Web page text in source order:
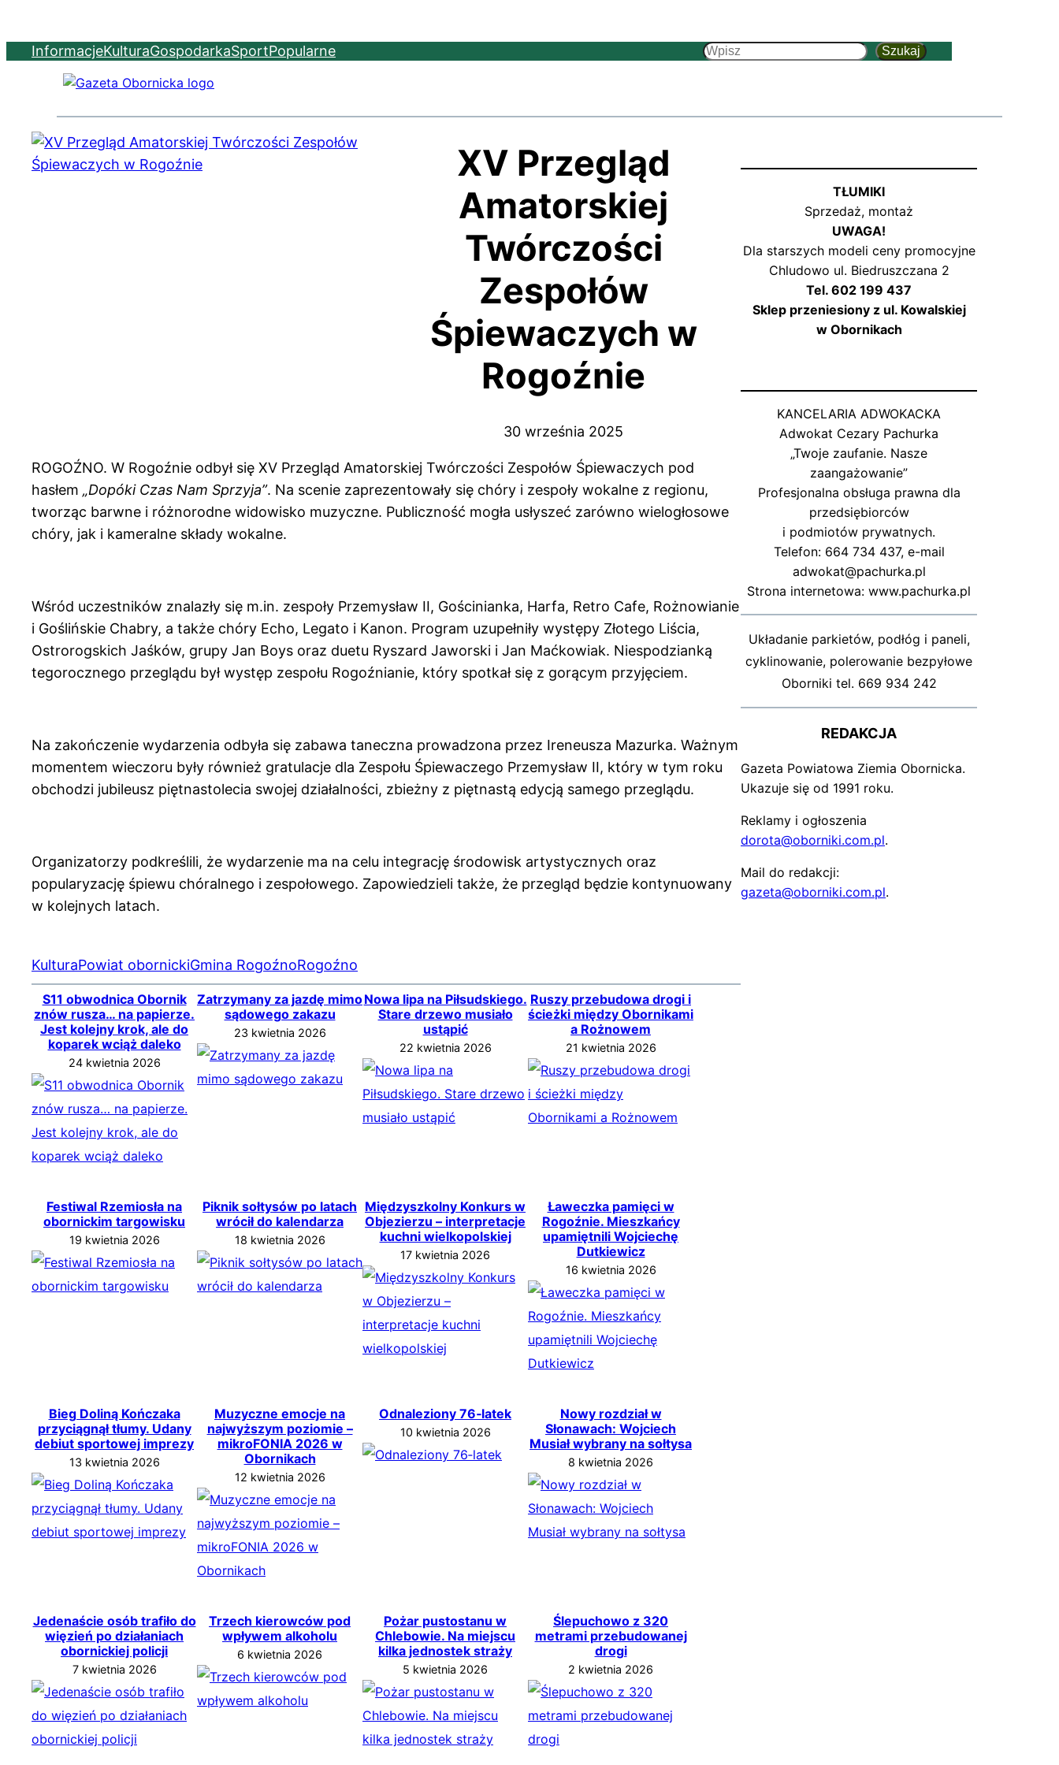
InformacjeKulturaGospodarkaSportPopularne
Szukaj
Szukaj
XV Przegląd
Amatorskiej
Twórczości
Zespołów
Śpiewaczych w
Rogoźnie
30 września 2025
ROGOŹNO. W Rogoźnie odbył się XV Przegląd Amatorskiej Twórczości Zespołów Śpiewaczych pod
hasłem „Dopóki Czas Nam Sprzyja”. Na scenie zaprezentowały się chóry i zespoły wokalne z regionu,
tworząc barwne i różnorodne widowisko muzyczne. Publiczność mogła usłyszeć zarówno wielogłosowe
chóry, jak i kameralne składy wokalne.
Wśród uczestników znalazły się m.in. zespoły Przemysław II, Gościnianka, Harfa, Retro Cafe, Rożnowianie
i Goślińskie Chabry, a także chóry Echo, Legato i Kanon. Program uzupełniły występy Złotego Liścia,
Ostrorogskich Jaśków, grupy Jan Boys oraz duetu Ryszard Jaworski i Jan Maćkowiak. Niespodzianką
tegorocznego przeglądu był występ zespołu Rogoźnianie, który spotkał się z gorącym przyjęciem.
Na zakończenie wydarzenia odbyła się zabawa taneczna prowadzona przez Ireneusza Mazurka. Ważnym
momentem wieczoru były również gratulacje dla Zespołu Śpiewaczego Przemysław II, który w tym roku
obchodzi jubileusz piętnastolecia swojej działalności, zbieżny z piętnastą edycją samego przeglądu.
Organizatorzy podkreślili, że wydarzenie ma na celu integrację środowisk artystycznych oraz
popularyzację śpiewu chóralnego i zespołowego. Zapowiedzieli także, że przegląd będzie kontynuowany
w kolejnych latach.
KulturaPowiat obornickiGmina RogoźnoRogoźno
S11 obwodnica Obornik
znów rusza… na papierze.
Jest kolejny krok, ale do
koparek wciąż daleko
24 kwietnia 2026
Zatrzymany za jazdę mimo
sądowego zakazu
23 kwietnia 2026
Nowa lipa na Piłsudskiego.
Stare drzewo musiało
ustąpić
22 kwietnia 2026
Ruszy przebudowa drogi i
ścieżki między Obornikami
a Rożnowem
21 kwietnia 2026
Festiwal Rzemiosła na
obornickim targowisku
19 kwietnia 2026
Piknik sołtysów po latach
wrócił do kalendarza
18 kwietnia 2026
Międzyszkolny Konkurs w
Objezierzu – interpretacje
kuchni wielkopolskiej
17 kwietnia 2026
Ławeczka pamięci w
Rogoźnie. Mieszkańcy
upamiętnili Wojciechę
Dutkiewicz
16 kwietnia 2026
Bieg Doliną Kończaka
przyciągnął tłumy. Udany
debiut sportowej imprezy
13 kwietnia 2026
Muzyczne emocje na
najwyższym poziomie –
mikroFONIA 2026 w
Obornikach
12 kwietnia 2026
Odnaleziony 76‑latek
10 kwietnia 2026
Nowy rozdział w
Słonawach: Wojciech
Musiał wybrany na sołtysa
8 kwietnia 2026
Jedenaście osób trafiło do
więzień po działaniach
obornickiej policji
7 kwietnia 2026
Trzech kierowców pod
wpływem alkoholu
6 kwietnia 2026
Pożar pustostanu w
Chlebowie. Na miejscu
kilka jednostek straży
5 kwietnia 2026
Ślepuchowo z 320
metrami przebudowanej
drogi
2 kwietnia 2026
TŁUMIKI
Sprzedaż, montaż
UWAGA!
Dla starszych modeli ceny promocyjne
Chludowo ul. Biedruszczana 2
Tel. 602 199 437
Sklep przeniesiony z ul. Kowalskiej
w Obornikach
KANCELARIA ADWOKACKA
Adwokat Cezary Pachurka
„Twoje zaufanie. Nasze
zaangażowanie”
Profesjonalna obsługa prawna dla
przedsiębiorców
i podmiotów prywatnych.
Telefon: 664 734 437, e-mail
adwokat@pachurka.pl
Strona internetowa: www.pachurka.pl
Układanie parkietów, podłóg i paneli,
cyklinowanie, polerowanie bezpyłowe
Oborniki tel. 669 934 242
REDAKCJA
Gazeta Powiatowa Ziemia Obornicka.
Ukazuje się od 1991 roku.
Reklamy i ogłoszenia
dorota@oborniki.com.pl.
Mail do redakcji:
gazeta@oborniki.com.pl.